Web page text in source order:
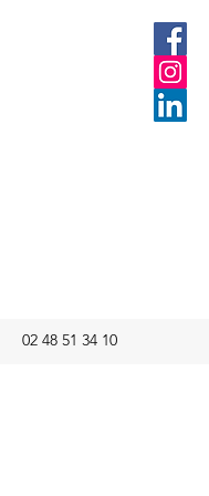
02 48 51 34 10